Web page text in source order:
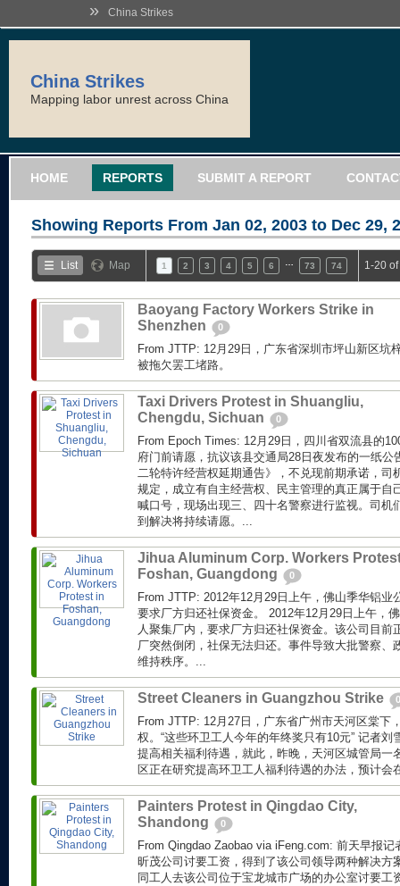
» China Strikes
China Strikes
Mapping labor unrest across China
HOME REPORTS SUBMIT A REPORT
Showing Reports From Jan 02, 2003 to Dec 29,
List Map 1 2 3 4 5 6 73 74 1-20
Baoyang Factory Workers Strike in
Shenzhen
0
From JTTP: 12月29日，广东省深圳市坪山新区坑
被拖欠罢工堵路。
Taxi Drivers Protest in Shuangliu,
Chengdu, Sichuan
0
From Epoch Times: 12月29日，四川省双流县的
府门前请愿，抗议该县交通局28日夜发布的一纸公
二轮特许经营权延期通告》，不兑现前期承诺，司
规定，成立有自主经营权、民主管理的真正属于自
喊口号，现场出现三、四十名警察进行监视。司机
到解决将持续请愿。...
Jihua Aluminum Corp. Workers
Foshan, Guangdong
0
From JTTP: 2012年12月29日上午，佛山季华铝业
要求厂方归还社保资金。 2012年12月29日上午，
人聚集厂内，要求厂方归还社保资金。该公司目前
厂突然倒闭，社保无法归还。事件导致大批警察、
维持秩序。...
Street Cleaners in Guangzhou Strike 0
From JTTP: 12月27日，广东省广州市天河区棠下
权。“这些环卫工人今年的年终奖只有10元” 记者
提高相关福利待遇，就此，昨晚，天河区城管局一
区正在研究提高环卫工人福利待遇的办法，预计会
Painters Protest in Qingdao City,
Shandong
0
From Qingdao Zaobao via iFeng.com: 前天早报
昕茂公司讨要工资，得到了该公司领导两种解决方
同工人去该公司位于宝龙城市广场的办公室讨要工